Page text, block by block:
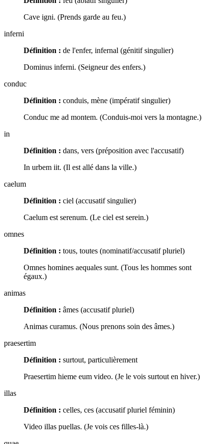
Cave igni. (Prends garde au feu.)
inferni
Définition : de l'enfer, infernal (génitif singulier)
Dominus inferni. (Seigneur des enfers.)
conduc
Définition : conduis, mène (impératif singulier)
Conduc me ad montem. (Conduis-moi vers la montagne.)
in
Définition : dans, vers (préposition avec l'accusatif)
In urbem iit. (Il est allé dans la ville.)
caelum
Définition : ciel (accusatif singulier)
Caelum est serenum. (Le ciel est serein.)
omnes
Définition : tous, toutes (nominatif/accusatif pluriel)
Omnes homines aequales sunt. (Tous les hommes sont
égaux.)
animas
Définition : âmes (accusatif pluriel)
Animas curamus. (Nous prenons soin des âmes.)
praesertim
Définition : surtout, particulièrement
Praesertim hieme eum video. (Je le vois surtout en hiver.)
illas
Définition : celles, ces (accusatif pluriel féminin)
Video illas puellas. (Je vois ces filles-là.)